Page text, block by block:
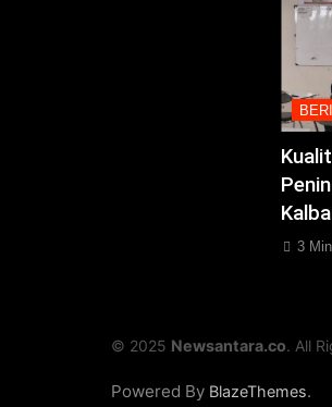
3
© 2025 Newsantara.co. All
Powered By BlazeThemes.